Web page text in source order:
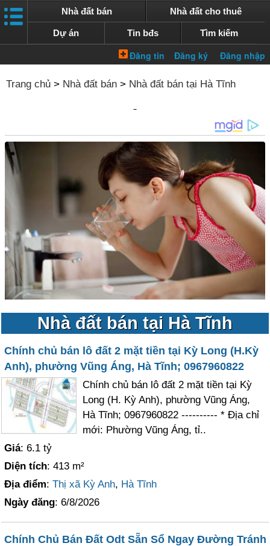
Nhà đất bán Nhà đất cho thuê
Dự án Tin bđs Tìm kiếm
Trang chủ > Nhà đất bán > Nhà đất bán tại Hà Tĩnh
Nhà đất bán tại Hà Tĩnh
Chính chủ bán lô đất 2 mặt tiền tại Kỳ Long (H.Kỳ
Anh), phường Vũng Áng, Hà Tĩnh; 0967960822
Chính chủ bán lô đất 2 mặt tiền tại Kỳ
Long (H. Kỳ Anh), phường Vũng Áng,
Hà Tĩnh; 0967960822 ---------- * Địa chỉ
mới: Phường Vũng Áng, tỉ..
Giá: 6.1 tỷ
Diện tích: 413 m²
Địa điểm:Thị xã Kỳ Anh, Hà Tĩnh
Ngày đăng: 6/8/2026
Chính Chủ Bán Đất Odt Sẵn Sổ Ngay Đường Tránh